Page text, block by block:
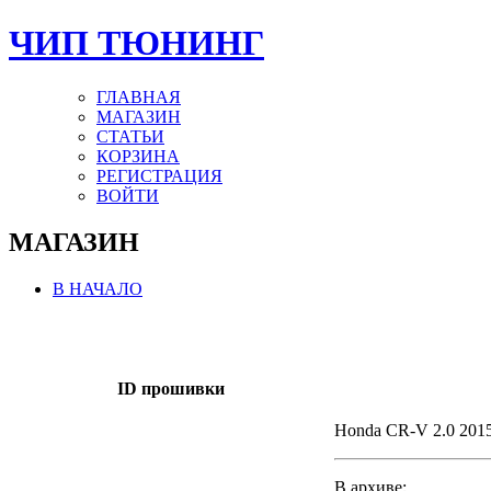
ЧИП ТЮНИНГ
ГЛАВНАЯ
МАГАЗИН
СТАТЬИ
КОРЗИНА
РЕГИСТРАЦИЯ
ВОЙТИ
МАГАЗИН
В НАЧАЛО
ID прошивки
Honda CR-V 2.0
В архиве: